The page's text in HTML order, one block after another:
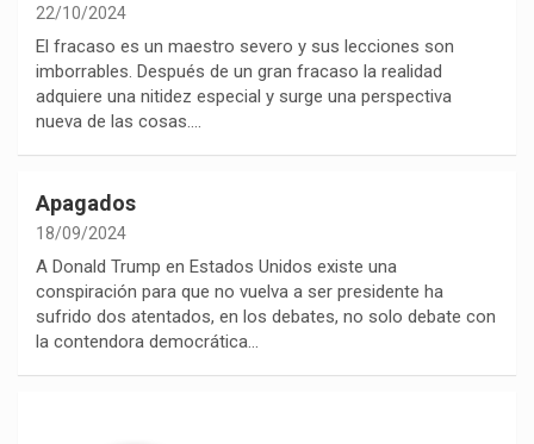
22/10/2024
El fracaso es un maestro severo y sus lecciones son
imborrables. Después de un gran fracaso la realidad
adquiere una nitidez especial y surge una perspectiva
nueva de las cosas.…
Apagados
18/09/2024
A Donald Trump en Estados Unidos existe una
conspiración para que no vuelva a ser presidente ha
sufrido dos atentados, en los debates, no solo debate con
la contendora democrática…